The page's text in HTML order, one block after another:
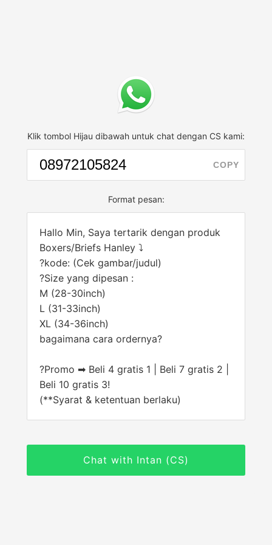
Klik tombol Hijau dibawah untuk chat dengan CS kami:
COPY
Format pesan:
Hallo Min, Saya tertarik dengan produk
Boxers/Briefs Hanley ⤵
?kode: (Cek gambar/judul)
?Size yang dipesan :
M (28-30inch)
L (31-33inch)
XL (34-36inch)
bagaimana cara ordernya?
?Promo ➡ Beli 4 gratis 1 | Beli 7 gratis 2 |
Beli 10 gratis 3!
(**Syarat & ketentuan berlaku)
Chat with Intan (CS)